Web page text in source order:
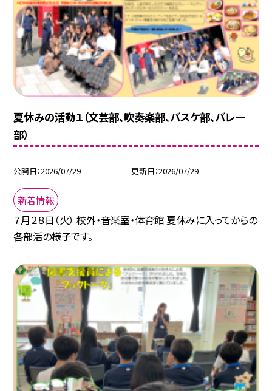
夏休みの活動１（文芸部、吹奏楽部、バスケ部、バレー
部）
公開日 2026/07/29 更新日 2026/07/29
新着情報
７月２８日（火） 校外・音楽室・体育館 夏休みに入ってからの
各部活の様子です。